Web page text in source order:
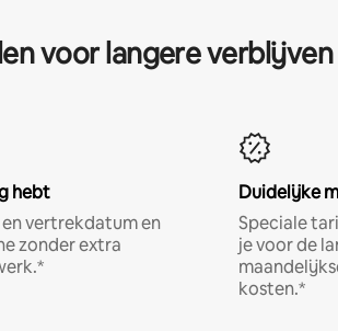
voor langere verblijven
hebt
vertrekdatum en
zonder extra
Duidelijke
Speciale
je voor de
kosten.*